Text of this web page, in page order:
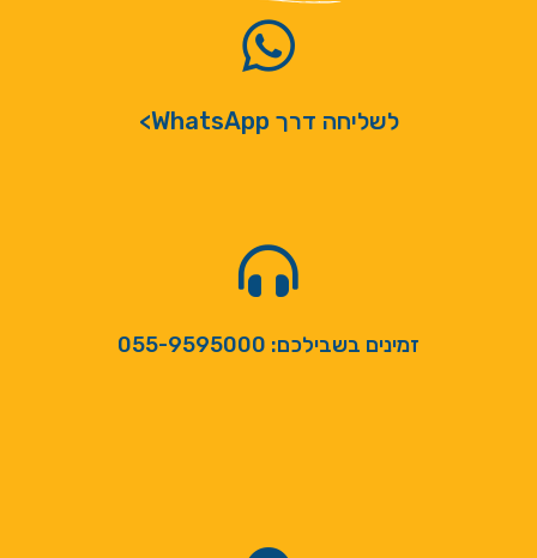
לשליחה דרך WhatsApp>
זמינים בשבילכם: 055-9595000